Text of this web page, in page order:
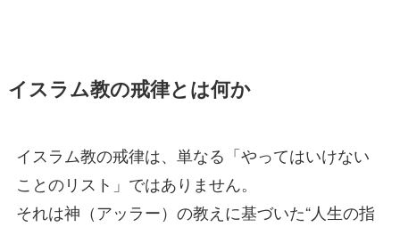
イスラム教の戒律とは何か
イスラム教の戒律は、単なる「やってはいけない
ことのリスト」ではありません。
それは神（アッラー）の教えに基づいた“人生の指